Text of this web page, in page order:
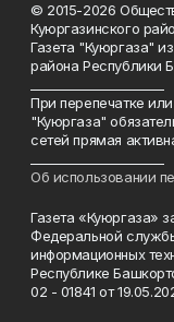
© 2015-2026
Куюргазинского
Газета "Куюргаза"
района Республики
При перепечатке
"Куюргаза"
сетей прямая
Об использовании
Газета «Куюргаза»
Федеральной
информационных
Республике
02 - 01841 от